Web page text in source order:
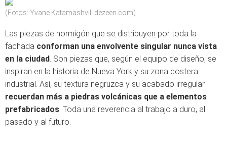
(Fotos: Yvane Katamashvili dezeen.com)
Las piezas de hormigón que se distribuyen por toda la
fachada conforman una envolvente singular nunca vista
en la ciudad. Son piezas que, según el equipo de diseño, se
inspiran en la historia de Nueva York y su zona costera
industrial. Así, su textura negruzca y su acabado irregular
recuerdan más a piedras volcánicas que a elementos
prefabricados. Toda una reverencia al trabajo a duro, al
pasado y al futuro.